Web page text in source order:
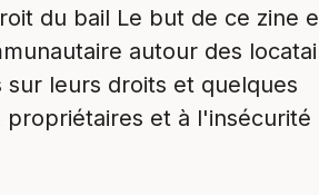
du bail Le but de ce zine
autour des
sur leurs droits et quelques
et à l'insécurité